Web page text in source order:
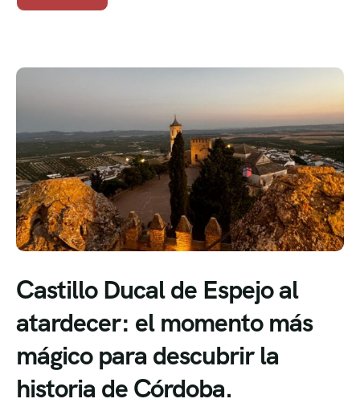
Castillo Ducal de Espejo al
atardecer: el momento más
mágico para descubrir la
historia de Córdoba.